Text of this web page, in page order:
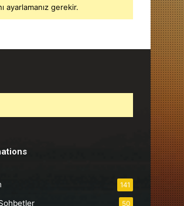
ayarlamanız gerekir.
141
50